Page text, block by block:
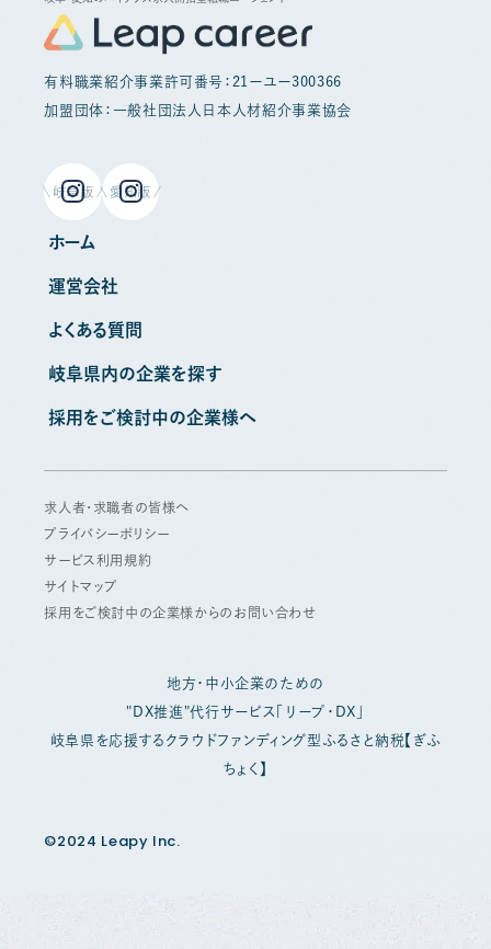
有料職業紹介事業許可番号：21ーユー300366
加盟団体：一般社団法人日本人材紹介事業協会
岐阜版 愛知版
ホーム
運営会社
よくある質問
岐阜県内の企業を探す
採用をご検討中の企業様へ
求人者・求職者の皆様へ
プライバシーポリシー
サービス利用規約
サイトマップ
採用をご検討中の企業様からのお問い合わせ
地方・中小企業のための
"DX推進"代行サービス「リープ・DX」
岐阜県を応援するクラウドファンディング型ふるさと納税【ぎふ
ちょく】
©2024 Leapy Inc.